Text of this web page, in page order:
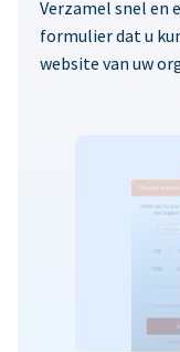
Verzamel snel en
formulier dat u
website van uw